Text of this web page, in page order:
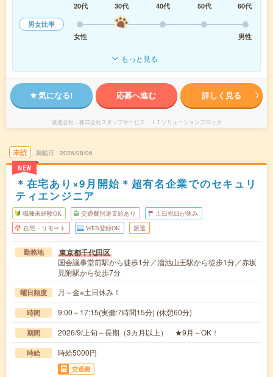
20代
30代 40代 50代
60代
男女比率
女性
男性
もっと見る
気になる! 応募へ進む 詳しく見る
派遣会社 株式会社スタッフサービス ＩＴソリューションブロック
未読
NEW
掲載日 2026/08/06
＊在宅あり×9月開始＊超有名企業でのセキュリ
ティエンジニア
職種未経験OK 交通費別途支給あり 土日祝日が休み
在宅・リモート WEB登録OK 派遣
勤務地 東京都千代田区
国会議事堂前駅から徒歩1分／溜池山王駅から徒歩1分／赤坂
見附駅から徒歩7分
曜日頻度 月～金※土日休み！
時間 9:00～17:15(実働:7時間15分) (休憩60分)
期間 2026/9/上旬～長期（3カ月以上） ★9月～OK！
時給 時給5000円
交通費